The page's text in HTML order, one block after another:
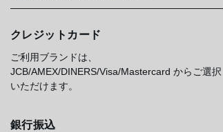
クレジットカード
ご利用ブランドは、
JCB/AMEX/DINERS/Visa/Mastercard からご選択
いただけます。
銀行振込